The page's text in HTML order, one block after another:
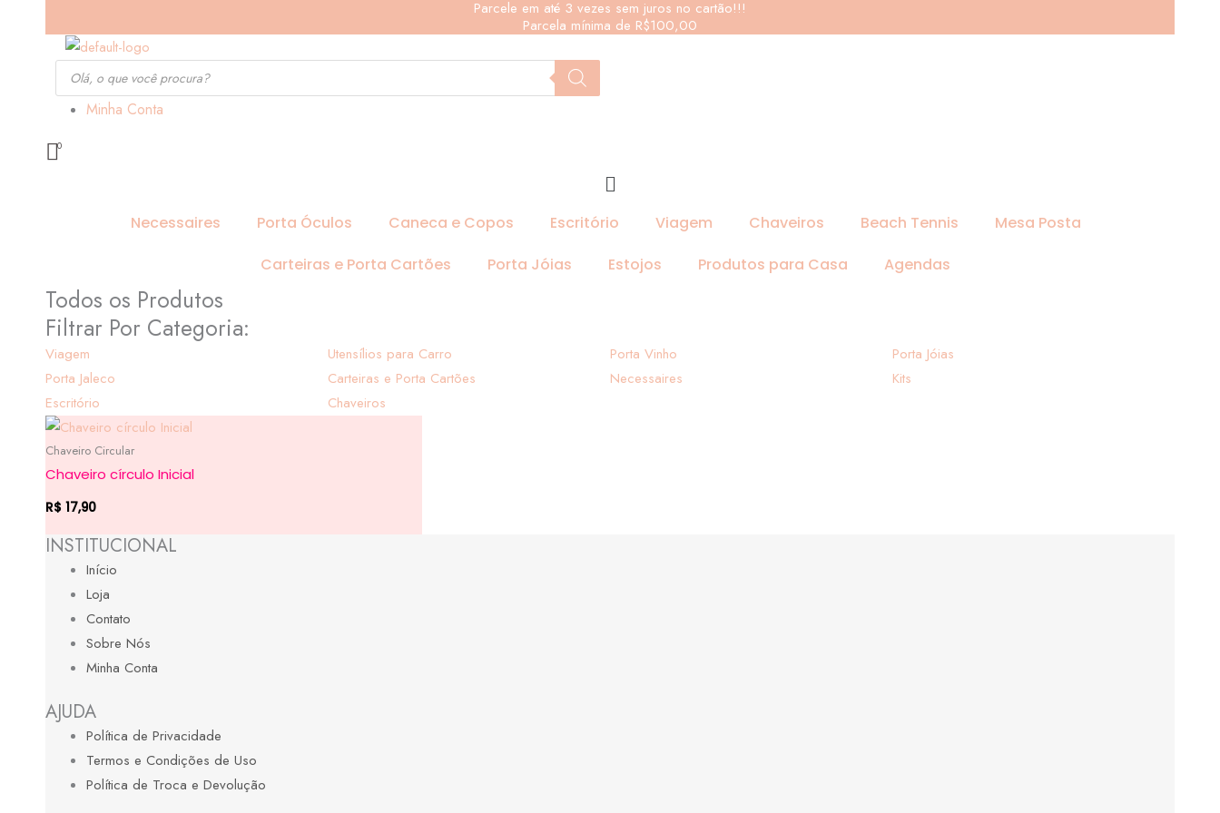
para
conteúdo
Parcele em até 3 vezes sem juros no cartão!!!
Parcela mínima de R$100,00
Pesquisar
produtos
Minha Conta
Necessaires Porta Óculos Caneca e Copos Escritório Viagem Chaveiros Beach Tennis
Mesa Posta
Carteiras e Porta Cartões
Porta Jóias Estojos Produtos para Casa Agendas
Todos os Produtos
Filtrar Por Categoria:
Viagem Utensílios para Carro Porta Vinho
Porta Jóias
Porta Jaleco
Carteiras e Porta Cartões Necessaires
Kits
Escritório
Chaveiros
Chaveiro Circular
Chaveiro círculo Inicial
R$ 17,90
INSTITUCIONAL
Início
Loja
Contato
Sobre Nós
Minha Conta
AJUDA
Política de Privacidade
Termos e Condições de Uso
Política de Troca e Devolução